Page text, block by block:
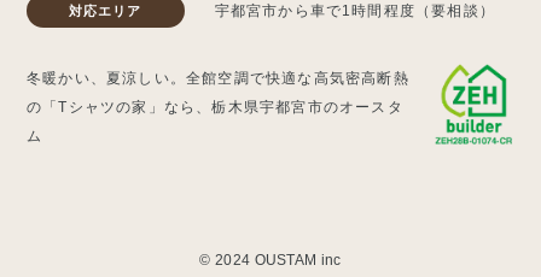
対応エリア 宇都宮市から車で1時間程度（要相談）
冬暖かい、夏涼しい。全館空調で快適な高気密高断熱
の「Tシャツの家」なら、栃木県宇都宮市のオースタ
ム
© 2024 OUSTAM inc